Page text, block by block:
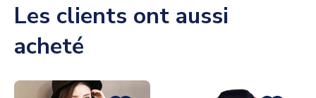
Les clients ont aussi
acheté